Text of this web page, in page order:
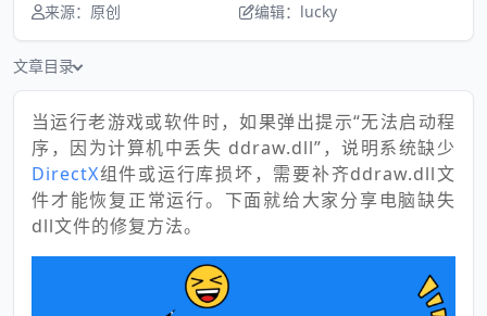
来源：原创
编辑：lucky
文章目录
当运行老游戏或软件时，如果弹出提示“无法启动程
序，因为计算机中丢失 ddraw.dll”，说明系统缺少
DirectX组件或运行库损坏，需要补齐ddraw.dll文
件才能恢复正常运行。下面就给大家分享电脑缺失
dll文件的修复方法。